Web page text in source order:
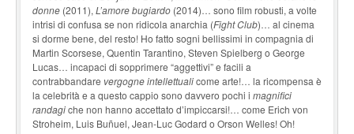
donne (2011), L’amore bugiardo (2014)… sono film robusti, a volte
intrisi di confusa se non ridicola anarchia (Fight Club)… al cinema
si dorme bene, del resto! Ho fatto sogni bellissimi in compagnia di
Martin Scorsese, Quentin Tarantino, Steven Spielberg o George
Lucas… incapaci di sopprimere “aggettivi” e facili a
contrabbandare vergogne intellettualicome arte!… la ricompensa è
la celebrità e a questo cappio sono davvero pochi i magnifici
randagiche non hanno accettato d’impiccarsi!… come Erich von
Stroheim, Luis Buñuel, Jean-Luc Godard o Orson Welles! Oh!